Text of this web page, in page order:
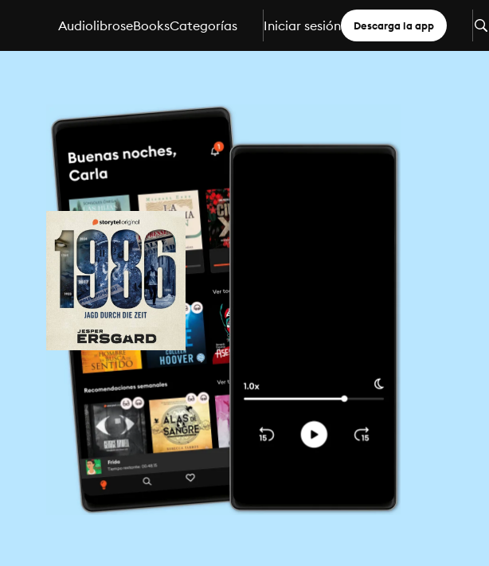
AudiolibroseBooksCategorías Iniciar sesión Descarga la app